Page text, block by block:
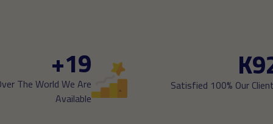
K
Satisfied 100% Our
19
+
The World We Are
Available